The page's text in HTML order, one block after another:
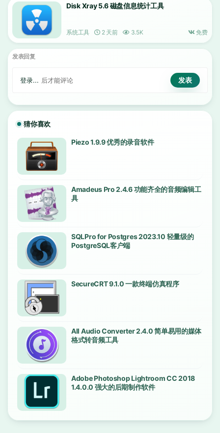
Disk Xray 5.6 磁盘信息统计工具
系统工具 2 天前 3.5K 免费
发表回复
登录... 后才能评论
猜你喜欢
Piezo 1.9.9 优秀的录音软件
Amadeus Pro 2.4.6 功能齐全的音频编辑工
具
SQLPro for Postgres 2023.10 轻量级的
PostgreSQL客户端
SecureCRT 9.1.0 一款终端仿真程序
All Audio Converter 2.4.0 简单易用的媒体
格式转音频工具
Adobe Photoshop Lightroom CC 2018
1.4.0.0 强大的后期制作软件